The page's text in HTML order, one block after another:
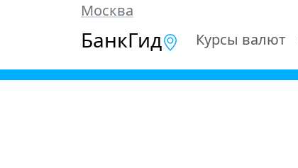
Москва
БанкГид Курсы валют